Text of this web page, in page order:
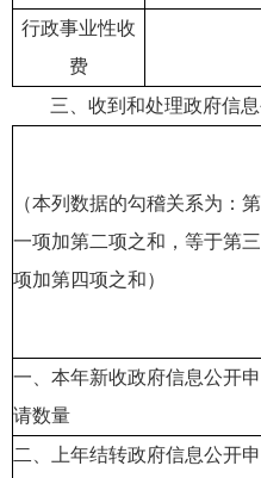
行政事业性收
费
三、收到和处理政府信
（本列数据的勾稽关系为：第
一项加第二项之和，等于第三
项加第四项之和）
一、本年新收政府信息公开申
请数量
二、上年结转政府信息公开申